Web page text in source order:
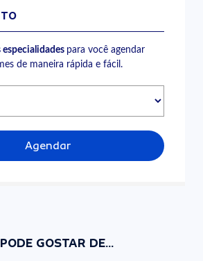
especialidades para você agendar
de maneira rápida e fácil.
Agendar
GOSTAR DE...